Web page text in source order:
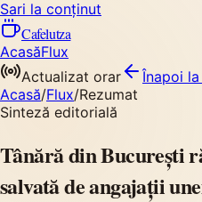
Sari la conținut
Cafelutza
AcasăFlux
Actualizat orar
Înapoi
Acasă/Flux/Rezumat
Sinteză editorială
Tânără din București
salvată de angajații